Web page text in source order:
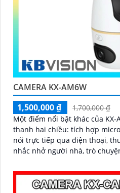
CAMERA KX-AM6W
1,500,000 ₫
1,700,000 ₫
Một điểm nổi bật khác của
thanh hai chiều: tích hợp
nói trực tiếp qua điện thoại,
nhắc nhở người nhà, trò
nhanh chóng, đây thực sự là
minh, gọn nhẹ mà vô cùng